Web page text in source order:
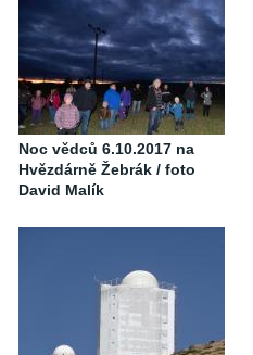
Noc vědců 6.10.2017 na
Hvězdárně Žebrák / foto
David Malík